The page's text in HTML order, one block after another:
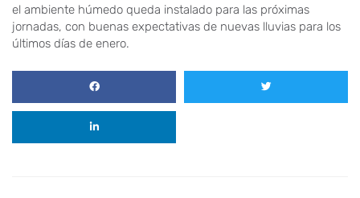
el ambiente húmedo queda instalado para las próximas
jornadas, con buenas expectativas de nuevas lluvias para los
últimos días de enero.